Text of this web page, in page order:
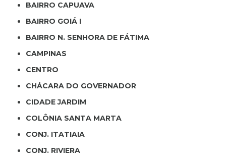
BAIRRO CAPUAVA
BAIRRO GOIÁ I
BAIRRO N. SENHORA DE FÁTIMA
CAMPINAS
CENTRO
CHÁCARA DO GOVERNADOR
CIDADE JARDIM
COLÔNIA SANTA MARTA
CONJ. ITATIAIA
CONJ. RIVIERA